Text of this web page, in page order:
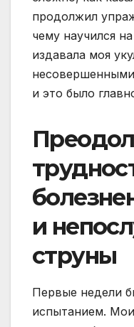
продолжил
чему научился
издавала моя
и это было
и
струны
Первые недели
испытанием.